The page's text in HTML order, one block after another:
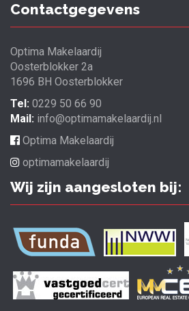
Contactgegevens
Optima Makelaardij
Oosterblokker 2a
1696 BH Oosterblokker
Tel: 0229 50 66 90
Mail: info@optimamakelaardij.nl
Optima Makelaardij
optimamakelaardij
Wij zijn aangesloten bij: